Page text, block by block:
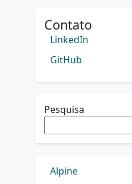
Contato
LinkedIn
GitHub
Pesquisa
Alpine